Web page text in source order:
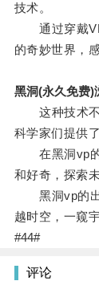
技术。
通过穿戴VR
的奇妙世界，
黑洞(永久免费)
这种技术不
科学家们提供
在黑洞vp的
和好奇，探索
黑洞vp的出
越时空，一窥
#44#
评论